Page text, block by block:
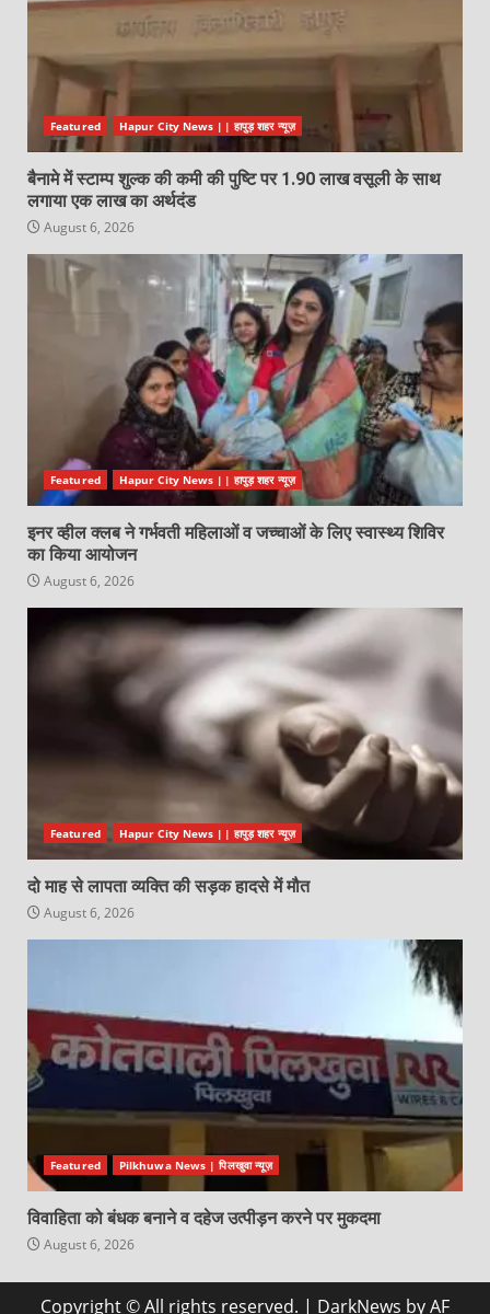
Featured Hapur City News || हापुड़ शहर न्यूज़
बैनामे में स्टाम्प शुल्क की कमी की पुष्टि पर 1.90 लाख वसूली के साथ
लगाया एक लाख का अर्थदंड
August 6, 2026
Featured Hapur City News || हापुड़ शहर न्यूज़
इनर व्हील क्लब ने गर्भवती महिलाओं व जच्चाओं के लिए स्वास्थ्य शिविर
का किया आयोजन
August 6, 2026
Featured Hapur City News || हापुड़ शहर न्यूज़
दो माह से लापता व्यक्ति की सड़क हादसे में मौत
August 6, 2026
Featured Pilkhuwa News | पिलखुवा न्यूज़
विवाहिता को बंधक बनाने व दहेज उत्पीड़न करने पर मुकदमा
August 6, 2026
Copyright © All rights reserved. | DarkNews by AF